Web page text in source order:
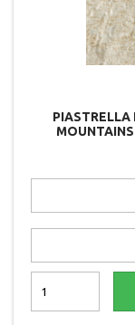
PIASTRELLA